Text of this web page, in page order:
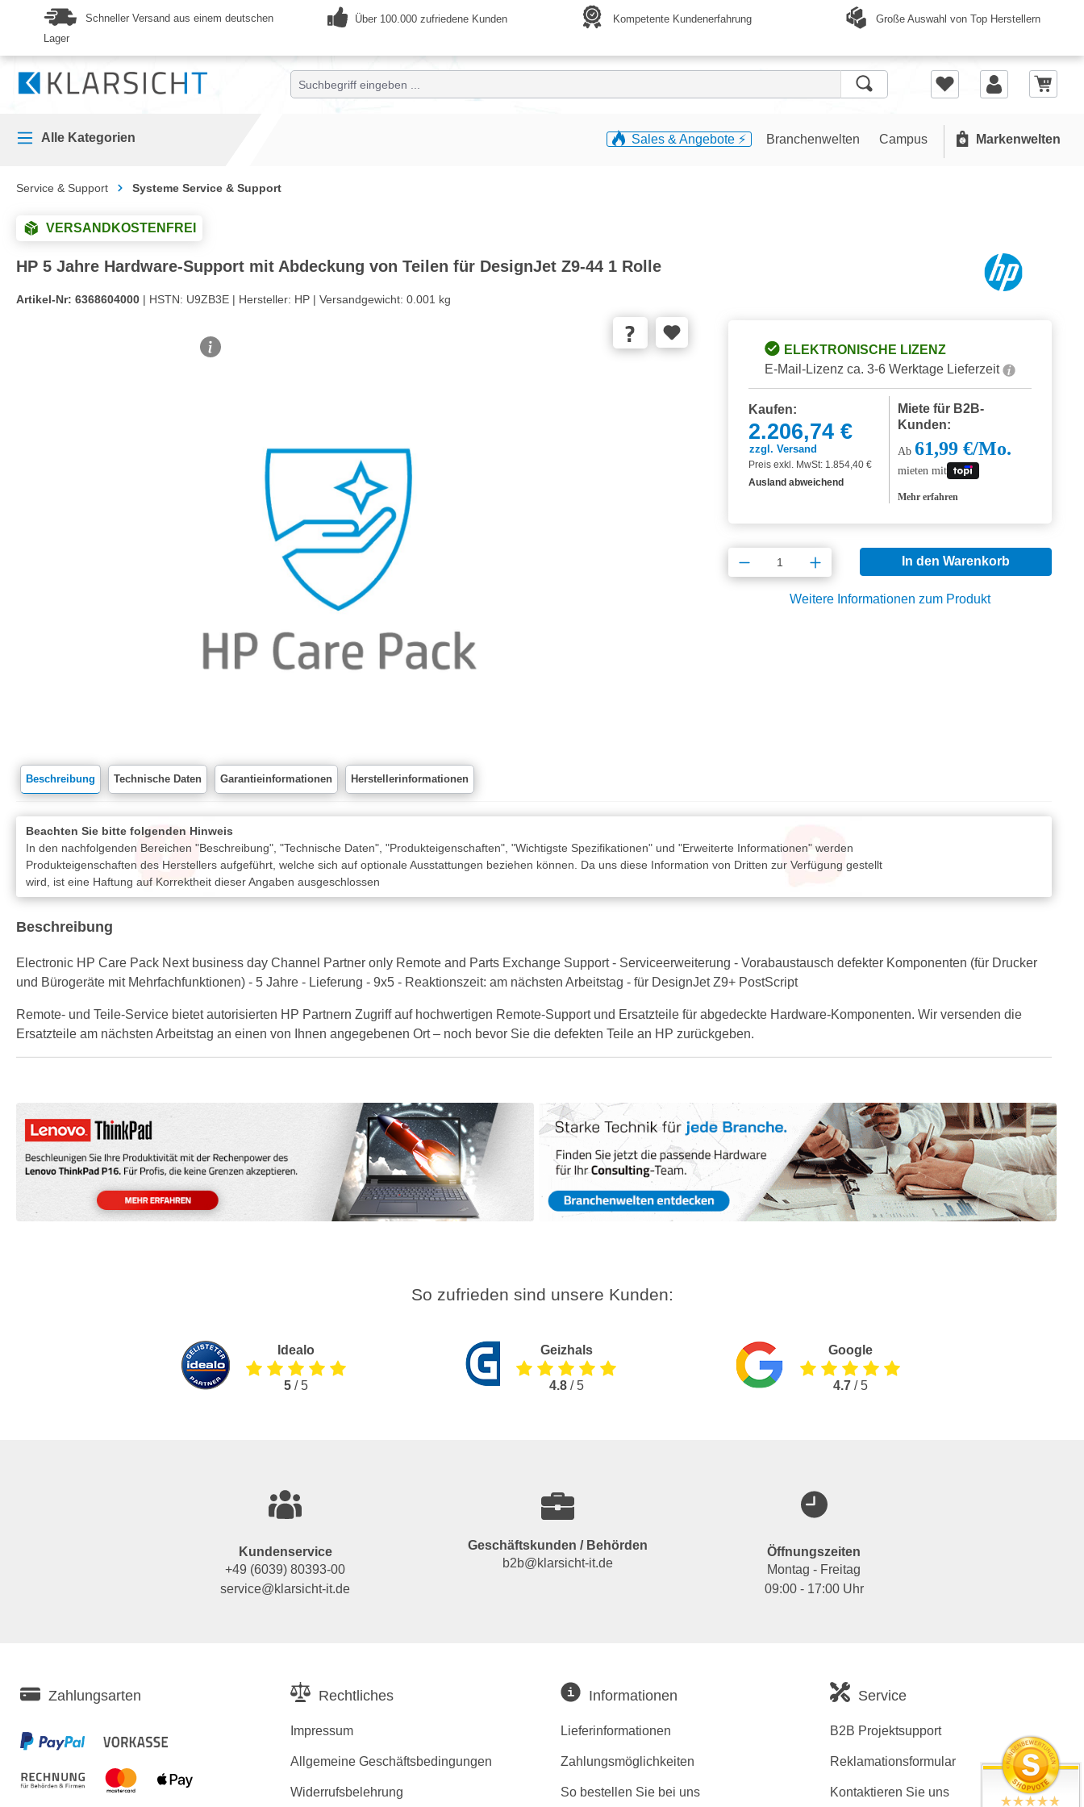
Zur Hauptnavigation springen
Schneller Versand aus einem deutschen
Lager
Über 100.000 zufriedene Kunden Kompetente Kundenerfahrung Große Auswahl von Top Herstellern
Alle Kategorien Sales & Angebote ⚡️ Branchenwelten Campus Markenwelten
Service & Support Systeme Service & Support
VERSANDKOSTENFREI
HP 5 Jahre Hardware-Support mit Abdeckung von Teilen für DesignJet Z9-44 1 Rolle
Artikel-Nr: 6368604000 | HSTN: U9ZB3E | Hersteller: HP | Versandgewicht: 0.001 kg
ELEKTRONISCHE LIZENZ
E-Mail-Lizenz ca. 3-6 Werktage Lieferzeit
Kaufen:
2.206,74 €
zzgl. Versand
Preis exkl. MwSt: 1.854,40 €
Ausland abweichend
Miete für B2B-
Kunden:
Ab61,99 €/Mo.
mieten mit
Mehr erfahren
Produkt Anzahl: Gib den gewünschten
In den Warenkorb
Weitere Informationen zum Produkt
Beschreibung Technische Daten Garantieinformationen Herstellerinformationen
Beachten Sie bitte folgenden Hinweis
In den nachfolgenden Bereichen "Beschreibung", "Technische Daten", "Produkteigenschaften", "Wichtigste Spezifikationen" und "Erweiterte Informationen" werden
Produkteigenschaften des Herstellers aufgeführt, welche sich auf optionale Ausstattungen beziehen können. Da uns diese Information von Dritten zur Verfügung gestellt
wird, ist eine Haftung auf Korrektheit dieser Angaben ausgeschlossen
Beschreibung
Electronic HP Care Pack Next business day Channel Partner only Remote and Parts Exchange Support - Serviceerweiterung - Vorabaustausch defekter Komponenten (für Drucker
und Bürogeräte mit Mehrfachfunktionen) - 5 Jahre - Lieferung - 9x5 - Reaktionszeit: am nächsten Arbeitstag - für DesignJet Z9+ PostScript
Remote- und Teile-Service bietet autorisierten HP Partnern Zugriff auf hochwertigen Remote-Support und Ersatzteile für abgedeckte Hardware-Komponenten. Wir versenden die
Ersatzteile am nächsten Arbeitstag an einen von Ihnen angegebenen Ort – noch bevor Sie die defekten Teile an HP zurückgeben.
So zufrieden sind unsere Kunden:
Idealo
5/ 5
Geizhals
4.8/ 5
Google
4.7/ 5
Kundenservice
+49 (6039) 80393-00
service@klarsicht-it.de
Geschäftskunden / Behörden
b2b@klarsicht-it.de
Öffnungszeiten
Montag - Freitag
09:00 - 17:00 Uhr
Zahlungsarten Rechtliches
Impressum
Allgemeine Geschäftsbedingungen
Widerrufsbelehrung
Informationen
Lieferinformationen
Zahlungsmöglichkeiten
So bestellen Sie bei uns
Service
B2B Projektsupport
Reklamationsformular
Kontaktieren Sie uns